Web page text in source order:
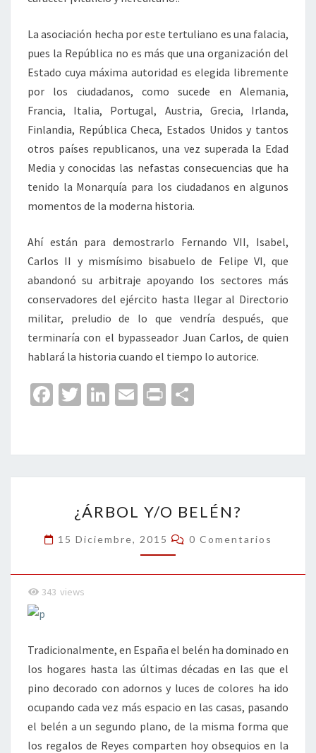
La asociación hecha por este tertuliano es una falacia,
pues la República no es más que una organización del
Estado cuya máxima autoridad es elegida libremente
por los ciudadanos, como sucede en Alemania,
Francia, Italia, Portugal, Austria, Grecia, Irlanda,
Finlandia, República Checa, Estados Unidos y tantos
otros países republicanos, una vez superada la Edad
Media y conocidas las nefastas consecuencias que ha
tenido la Monarquía para los ciudadanos en algunos
momentos de la moderna historia.
Ahí están para demostrarlo Fernando VII, Isabel,
Carlos II y mismísimo bisabuelo de Felipe VI, que
abandonó su arbitraje apoyando los sectores más
conservadores del ejército hasta llegar al Directorio
militar, preludio de lo que vendría después, que
terminaría con el bypasseador Juan Carlos, de quien
hablará la historia cuando el tiempo lo autorice.
Fa
o
o
T
er
Li
dI
n
E
l
Pr
p
ar
tir
Y/O
BELÉN?
¿ÁRBOL Y/O BELÉN?
15 Diciembre, 2015 Comentarios
0 Comentarios
343 views
Tradicionalmente, en España el belén ha dominado en
los hogares hasta las últimas décadas en las que el
pino decorado con adornos y luces de colores ha ido
ocupando cada vez más espacio en las casas, pasando
el belén a un segundo plano, de la misma forma que
los regalos de Reyes comparten hoy obsequios en la